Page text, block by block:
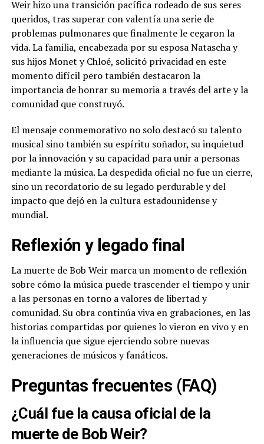
Weir hizo una transición pacífica rodeado de sus seres
queridos, tras superar con valentía una serie de
problemas pulmonares que finalmente le cegaron la
vida. La familia, encabezada por su esposa Natascha y
sus hijos Monet y Chloé, solicitó privacidad en este
momento difícil pero también destacaron la
importancia de honrar su memoria a través del arte y la
comunidad que construyó.
El mensaje conmemorativo no solo destacó su talento
musical sino también su espíritu soñador, su inquietud
por la innovación y su capacidad para unir a personas
mediante la música. La despedida oficial no fue un cierre,
sino un recordatorio de su legado perdurable y del
impacto que dejó en la cultura estadounidense y
mundial.
Reflexión y legado final
La muerte de Bob Weir marca un momento de reflexión
sobre cómo la música puede trascender el tiempo y unir
a las personas en torno a valores de libertad y
comunidad. Su obra continúa viva en grabaciones, en las
historias compartidas por quienes lo vieron en vivo y en
la influencia que sigue ejerciendo sobre nuevas
generaciones de músicos y fanáticos.
Preguntas frecuentes (FAQ)
¿Cuál fue la causa oficial de la
muerte de Bob Weir?